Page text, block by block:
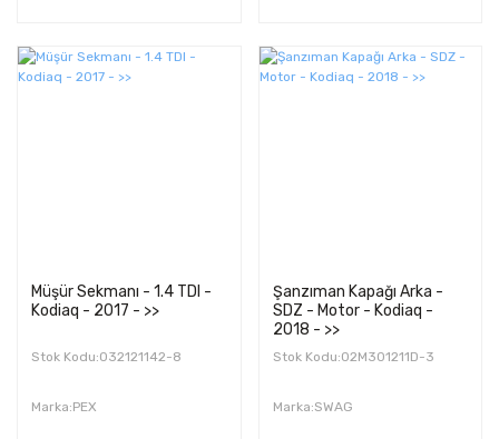
Müşür Sekmanı - 1.4 TDI -
Kodiaq - 2017 - >>
Stok Kodu:032121142-8
Marka:PEX
Şanzıman Kapağı Arka -
SDZ - Motor - Kodiaq -
2018 - >>
Stok Kodu:02M301211D-3
Marka:SWAG